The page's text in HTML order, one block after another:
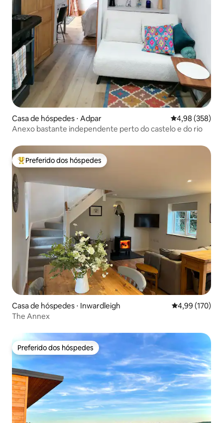
Casa de hóspedes ⋅ Adpar 4,98 de uma
4,98 (358)
Anexo bastante independente perto do castelo e do rio
Entre os melhores preferidos dos hóspedes
Preferido dos hóspedes
Casa de hóspedes ⋅ Inwardleigh 4,99 de uma
4,99 (170)
The Annex
Preferido dos hóspedes
Preferido dos hóspedes